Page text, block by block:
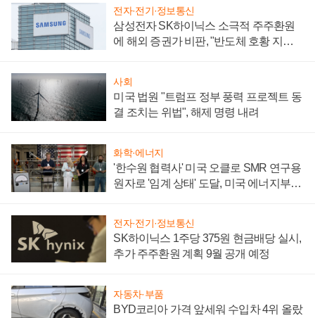
전자·전기·정보통신
삼성전자 SK하이닉스 소극적 주주환원
에 해외 증권가 비판, "반도체 호황 지속
사회
미국 법원 "트럼프 정부 풍력 프로젝트 동
결 조치는 위법", 해제 명령 내려
화학·에너지
'한수원 협력사' 미국 오클로 SMR 연구용
원자로 '임계 상태' 도달, 미국 에너지부
전자·전기·정보통신
SK하이닉스 1주당 375원 현금배당 실시,
추가 주주환원 계획 9월 공개 예정
자동차·부품
BYD코리아 가격 앞세워 수입차 4위 올랐